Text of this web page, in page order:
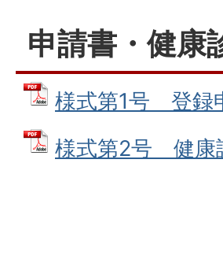
申請書・健康
様式第1号 登録
様式第2号 健康